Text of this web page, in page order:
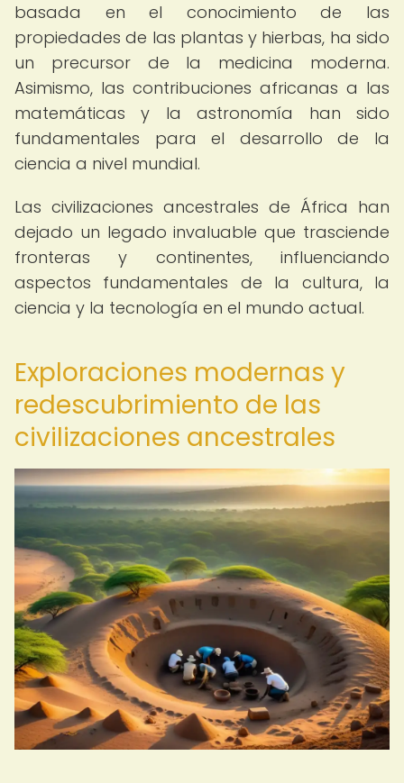
basada en el conocimiento de las
propiedades de las plantas y hierbas, ha sido
un precursor de la medicina moderna.
Asimismo, las contribuciones africanas a las
matemáticas y la astronomía han sido
fundamentales para el desarrollo de la
ciencia a nivel mundial.
Las civilizaciones ancestrales de África han
dejado un legado invaluable que trasciende
fronteras y continentes, influenciando
aspectos fundamentales de la cultura, la
ciencia y la tecnología en el mundo actual.
Exploraciones modernas y
redescubrimiento de las
civilizaciones ancestrales